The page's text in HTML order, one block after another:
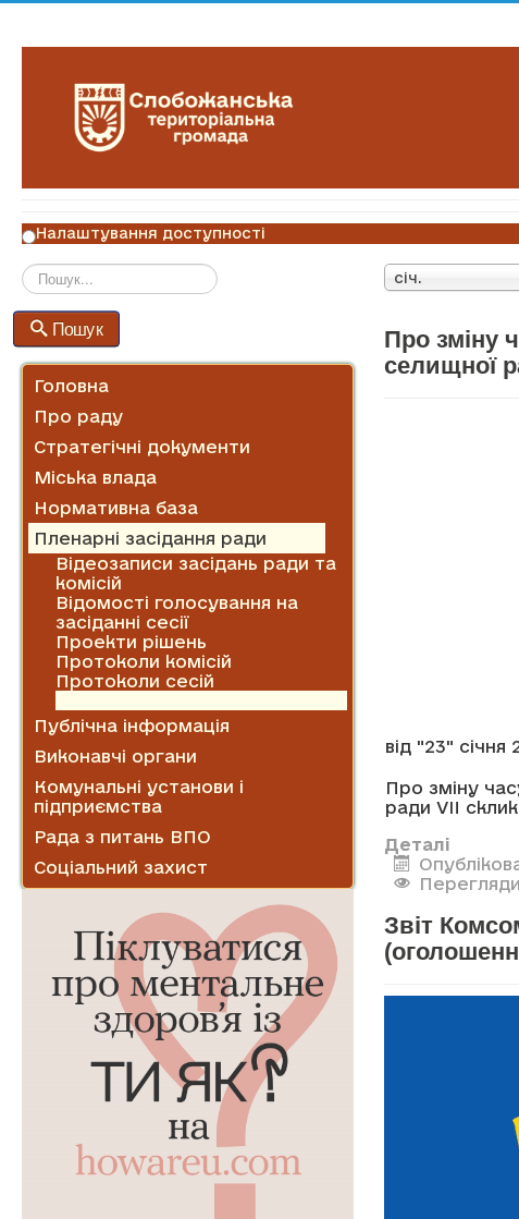
Налаштування доступності
Пошук
Головна
Про раду
Стратегічні документи
Міська влада
Нормативна база
Пленарні засідання ради
Відеозаписи засідань ради та
комісій
Відомості голосування на
засіданні сесії
Проекти рішень
Протоколи комісій
Протоколи сесій
Публічна інформація
Виконавчі органи
Комунальні установи і
підприємства
Рада з питань ВПО
Соціальний захист
січ.
Про зміну
селищної
від "23" січня
Про зміну
ради VII
Деталі
Звіт